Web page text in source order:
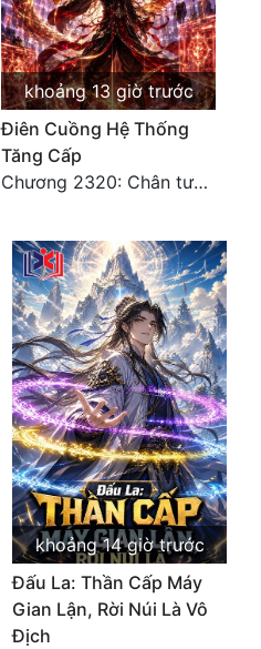
khoảng 13 giờ trước
Điên Cuồng Hệ Thống
Tăng Cấp
Chương 2320: Chân tướng
khoảng 14 giờ trước
Đấu La: Thần Cấp Máy
Gian Lận, Rời Núi Là Vô
Địch